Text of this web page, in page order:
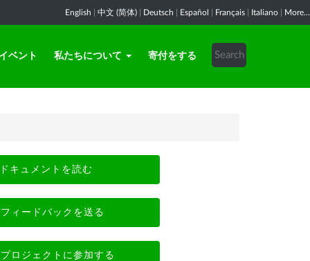
English 中文 (简体) Deutsch Español Français Italiano More...
イベント 私たちについて 寄付をする
ドキュメントを読む
フィードバックを送る
プロジェクトに参加する